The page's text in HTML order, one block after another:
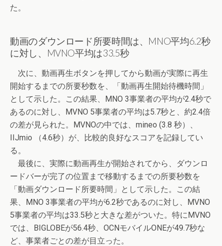
た。
動画のダウンロード所要時間は、MNO平均6.2秒
に対し、MVNO平均は33.5秒
次に、動画再生ボタンを押してから動画が実際に再生
開始するまでの所要秒数を、「動画再生開始待機時間」
として示した。この結果、MNO 3事業者の平均が2.4秒で
あるのに対し、MVNO 5事業者の平均は5.7秒と、約2.4倍
の差が見られた。MVNOの中では、mineo (3.8 秒）、
IIJmio （4.6秒）が、比較的良好なスコアを記録してい
る。
最後に、実際に動画再生が開始されてから、ダウンロ
ードバーが完了の位置まで移動するまでの所要秒数を
「動画ダウンロード所要時間」として示した。この結
果、MNO 3事業者の平均が6.2秒であるのに対し、MVNO
5事業者の平均は33.5秒と大きな差がついた。特にMVNO
では、BIGLOBEが56.4秒、OCNモバイルONEが49.7秒な
ど、事業者ごとの差が目立った。